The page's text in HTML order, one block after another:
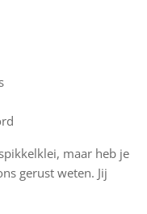
maar heb je
gerust weten. Jij